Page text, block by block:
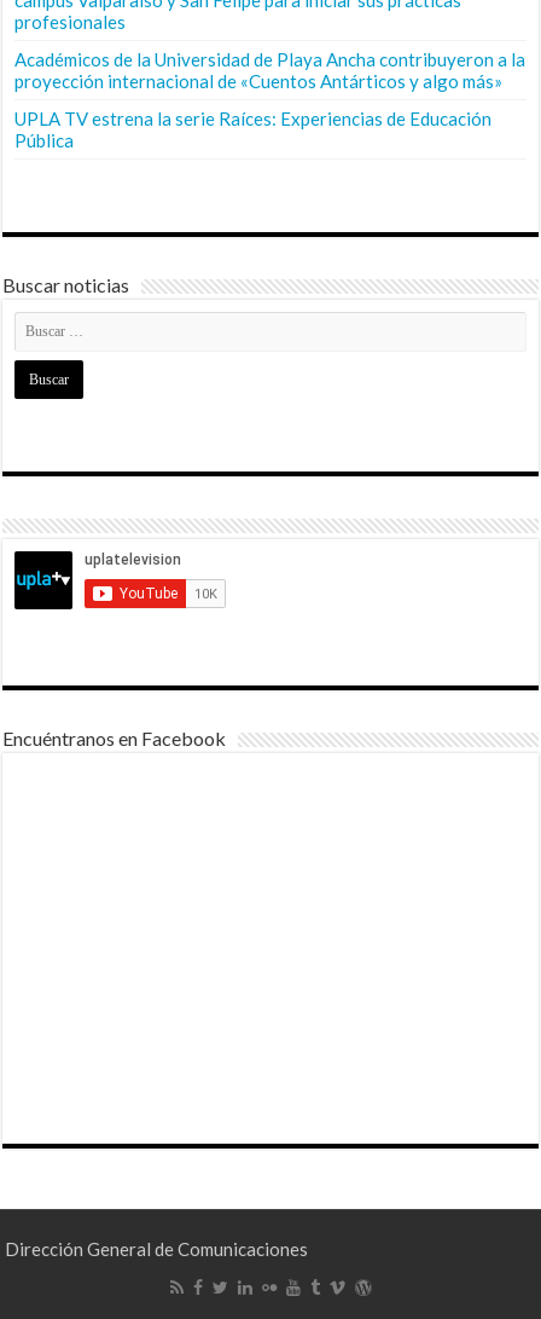
profesionales
Académicos de la Universidad de Playa Ancha contribuyeron a la
proyección internacional de «Cuentos Antárticos y algo más»
UPLA TV estrena la serie Raíces: Experiencias de Educación
Pública
Buscar noticias
Encuéntranos en Facebook
Dirección General de Comunicaciones